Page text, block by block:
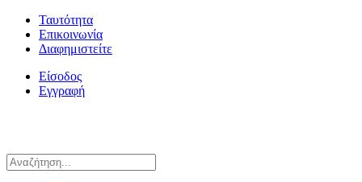
Ταυτότητα
Επικοινωνία
Διαφημιστείτε
Είσοδος
Εγγραφή